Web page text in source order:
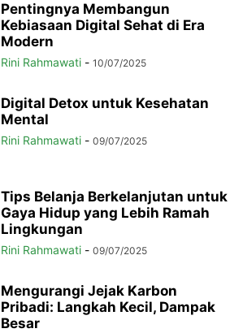
Pentingnya Membangun
Kebiasaan Digital Sehat di Era
Modern
Rini Rahmawati - 10/07/2025
Digital Detox untuk Kesehatan
Mental
Rini Rahmawati - 09/07/2025
Tips Belanja Berkelanjutan untuk
Gaya Hidup yang Lebih Ramah
Lingkungan
Rini Rahmawati - 09/07/2025
Mengurangi Jejak Karbon
Pribadi: Langkah Kecil, Dampak
Besar